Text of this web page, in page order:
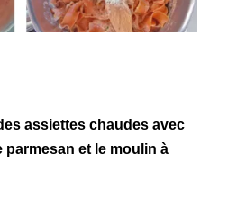
assiettes chaudes avec
et le moulin à